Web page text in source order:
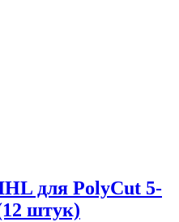
для PolyCut 5-
штук)